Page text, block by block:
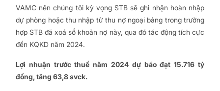
VAMC nên chúng tôi kỳ vọng STB sẽ ghi nhận hoàn nhập
dự phòng hoặc thu nhập từ thu nợ ngoại bảng trong trường
hợp STB đã xoá sổ khoản nợ này, qua đó tác động tích cực
đến KQKD năm 2024.
Lợi nhuận trước thuế năm 2024 dự báo đạt 15.716 tỷ
đồng, tăng 63,8 svck.